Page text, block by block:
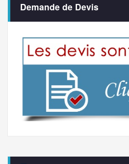
Demande de Devis